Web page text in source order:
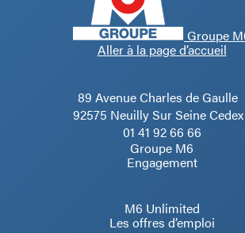
Groupe
Aller à la page d’accueil
89 Avenue Charles de Gaulle
92575 Neuilly Sur Seine Cedex
01 41 92 66 66
Groupe M6
Engagement
M6 Unlimited
Les offres d’emploi